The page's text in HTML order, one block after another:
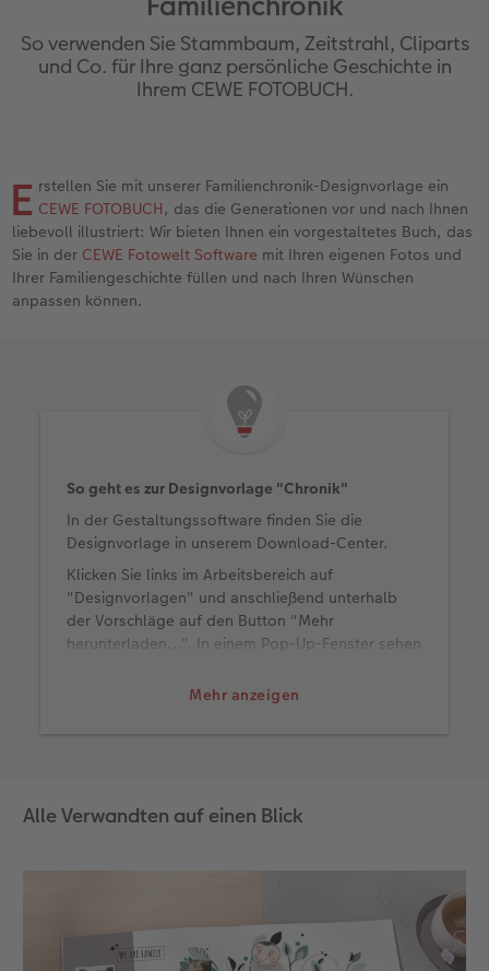
Jahrbuch gestalten
CEWE FOTOBUCH Kids
Designvorlagen
Foto-Kochbuch
CEWE myPhotos
Gestaltungsideen
Anleitungen & Hilfe
Inspiration
Neuheiten
Bilderboxen
Premium Poster
Fotos digitalisieren
CEWE myPhotos
Photo Streetmap Poster
Acrylglas
Hartschaum
Gallery Print
Wandgestaltung
Mehrteiler
im Wunschformat
Neuheiten
Extras
Dankeskarten Kommunion
Dankeskarten
Papierqualitäten
Klappkarten
Karte mit Einsteckfoto
Einzelkarten
Digitale Grußkarte
CEWE myPhotos
Neuheiten
Textilien
Schule & Büro
Handyhüllen
Faber-Castell
Kundenbeispiele
CEWE myPhotos
Neuheiten
Wandkalender mit Design
NEU: Wandkalender Fineline
Extras
CEWE myPhotos
Max Case
Smartflip
CEWE myPhotos
Neuheiten
nachhaltiger Schenken
Danke sagen
Inspiration
Kundenbeispiele
Liebe schenken
Fototipps
Hochzeit
Baby
Fotowettbewerbe
Faszination Fotografie
Neuheiten
So verwenden Sie Stammbaum, Zeitstrahl, Cliparts
und Co. für Ihre ganz persönliche Geschichte in
Ihrem CEWE FOTOBUCH.
E rstellen Sie mit unserer Familienchronik-Designvorlage ein
CEWE FOTOBUCH , das die Generationen vor und nach Ihnen
liebevoll illustriert: Wir bieten Ihnen ein vorgestaltetes Buch, das
Sie in der CEWE Fotowelt Software mit Ihren eigenen Fotos und
Ihrer Familiengeschichte füllen und nach Ihren Wünschen
anpassen können.
Mehr anzeigen
So geht es zur Designvorlage "Chronik"
In der Gestaltungssoftware finden Sie die
Designvorlage in unserem Download-Center.
Klicken Sie links im Arbeitsbereich auf
"Designvorlagen" und anschließend unterhalb
der Vorschläge auf den Button "Mehr
herunterladen...". In einem Pop-Up-Fenster sehen
Kategorie "Chronik" filtern können. Wählen Sie
Alle Verwandten auf einen Blick